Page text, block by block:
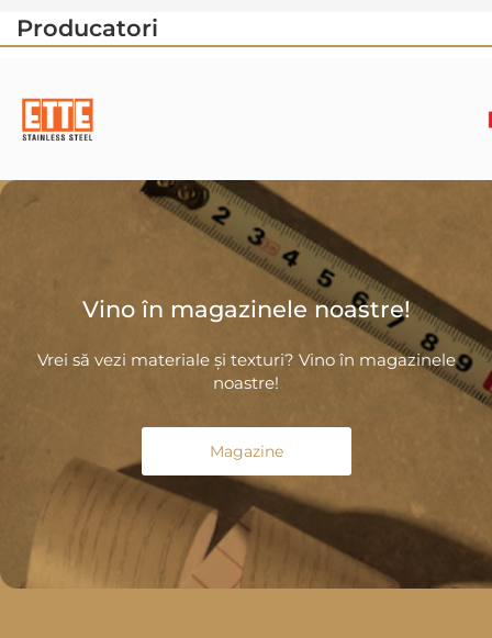
Producatori
Vino în magazinele noastre!
Vrei să vezi materiale și texturi? Vino în magazinele
noastre!
Magazine